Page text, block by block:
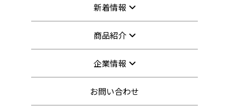
新着情報
商品紹介
企業情報
お問い合わせ